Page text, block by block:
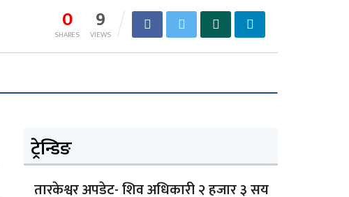
0
SHARES 9
VIEWS
ट्रेन्डिङ
तारकेश्वर अपडेट- शिव अधिकारी २ हजार ३ सय